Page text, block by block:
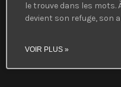
le trouve dans les mots.
devient son refuge, son
VOIR PLUS »